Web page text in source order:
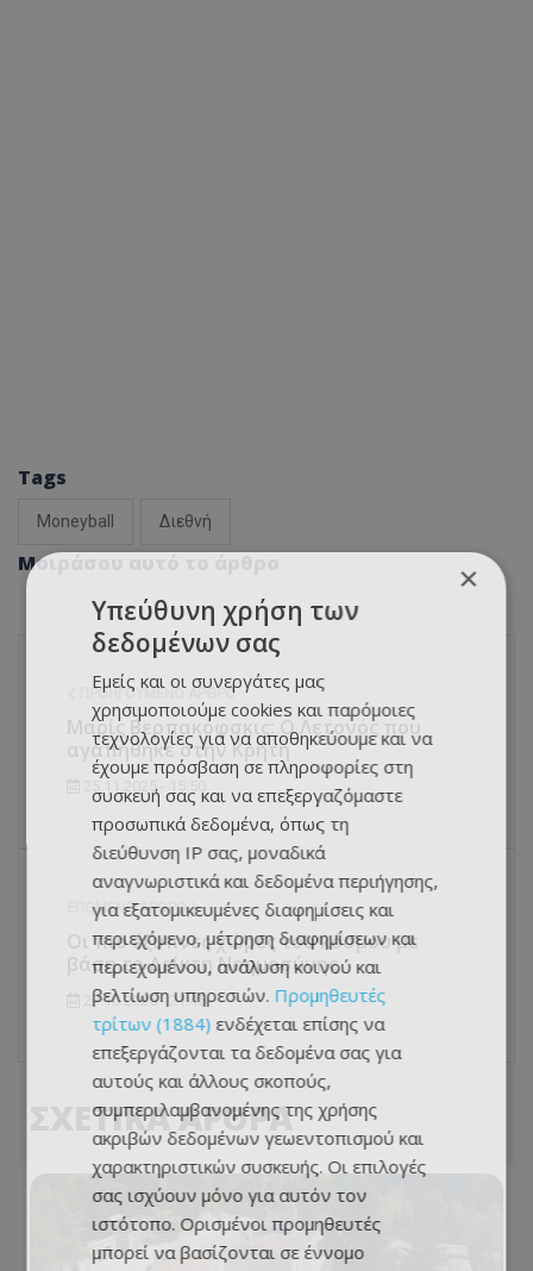
Tags
Moneyball Διεθνή
Μοιράσου αυτό το άρθρο
ΠΡΟΗΓΟΎΜΕΝΟ ΆΡΘΡΟ
Μαρίς Βερπακόφσκις: Ο Λετονός που
αγαπήθηκε στην Κρήτη
25.11.2025 - 15:50
ΕΠΌΜΕΝΟ ΆΡΘΡΟ
Οι πιο έξυπνες χώρες του κόσμου με
βάση το Δείκτη Νοημοσύνης
27.10.2025 - 21:45
ΣΧΕΤΙΚΑ ΑΡΘΡΑ
×
Υπεύθυνη χρήση των
δεδομένων σας
Εμείς και οι συνεργάτες μας
χρησιμοποιούμε cookies και παρόμοιες
τεχνολογίες για να αποθηκεύουμε και να
έχουμε πρόσβαση σε πληροφορίες στη
συσκευή σας και να επεξεργαζόμαστε
προσωπικά δεδομένα, όπως τη
διεύθυνση IP σας, μοναδικά
αναγνωριστικά και δεδομένα περιήγησης,
για εξατομικευμένες διαφημίσεις και
περιεχόμενο, μέτρηση διαφημίσεων και
περιεχομένου, ανάλυση κοινού και
βελτίωση υπηρεσιών. Προμηθευτές
τρίτων (1884) ενδέχεται επίσης να
επεξεργάζονται τα δεδομένα σας για
αυτούς και άλλους σκοπούς,
συμπεριλαμβανομένης της χρήσης
ακριβών δεδομένων γεωεντοπισμού και
χαρακτηριστικών συσκευής. Οι επιλογές
σας ισχύουν μόνο για αυτόν τον
ιστότοπο. Ορισμένοι προμηθευτές
μπορεί να βασίζονται σε έννομο